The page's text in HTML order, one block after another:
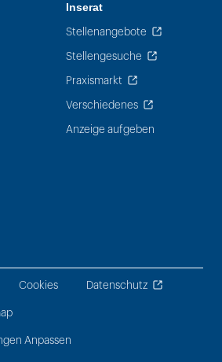
Inserat
Stellenangebote
Stellengesuche
Praxismarkt
Verschiedenes
Anzeige aufgeben
Cookies Datenschutz
Anpassen